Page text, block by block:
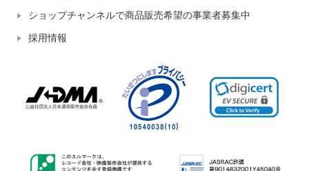
ショップチャンネルで商品販売希望の事業者募集中
採用情報